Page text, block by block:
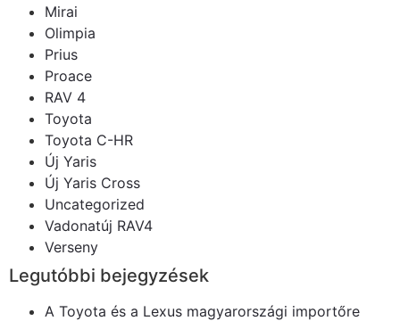
Mirai
Olimpia
Prius
Proace
RAV 4
Toyota
Toyota C-HR
Új Yaris
Új Yaris Cross
Uncategorized
Vadonatúj RAV4
Verseny
Legutóbbi bejegyzések
A Toyota és a Lexus magyarországi importőre